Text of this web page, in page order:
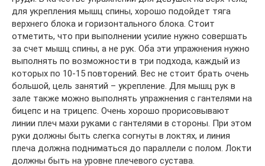
для укрепления мышц спины, хорошо подойдет тяга
верхнего блока и горизонтального блока. Стоит
отметить, что при выполнении усилие нужно совершать
за счет мышц спины, а не рук. Оба эти упражнения нужно
выполнять по возможности в три подхода, каждый из
которых по 10-15 повторений. Вес не стоит брать очень
большой, цель занятий – укрепление. Для мышц рук в
зале также можно выполнять упражнения с гантелями на
бицепс и на трицепс. Очень хорошо прорисовывают
линии плеч махи руками с гантелями в стороны. При этом
руки должны быть слегка согнуты в локтях, и линия
плеча должна подниматься до параллели с полом. Локти
должны быть на уровне плечевого сустава.